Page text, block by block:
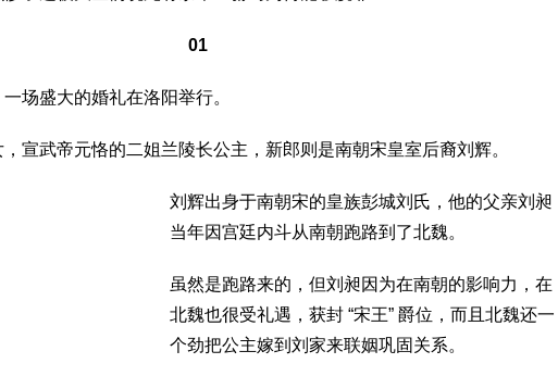
01
场盛大的婚礼在洛阳举行。
宣武帝元恪的二姐兰陵长公主，新郎则是南朝宋皇室后裔刘辉。
刘辉出身于南朝宋的皇族彭城刘氏，他的父亲刘昶
当年因宫廷内斗从南朝跑路到了北魏。
虽然是跑路来的，但刘昶因为在南朝的影响力，在
北魏也很受礼遇，获封 “宋王” 爵位，而且北魏还一
个劲把公主嫁到刘家来联姻巩固关系。